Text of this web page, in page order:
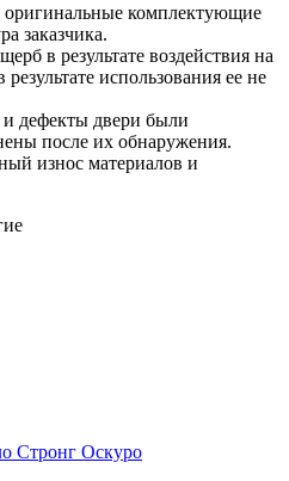
комплектующие
заказчика.
в результате воздействия на
использования ее не
дефекты двери были
после их обнаружения.
износ материалов и
Стронг Оскуро